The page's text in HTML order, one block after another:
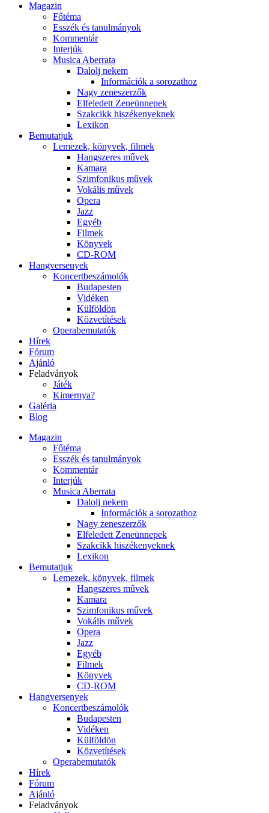
Magazin
Főtéma
Esszék és tanulmányok
Kommentár
Interjúk
Musica Aberrata
Dalolj nekem
Információk a sorozathoz
Nagy zeneszerzők
Elfeledett Zeneünnepek
Szakcikk hiszékenyeknek
Lexikon
Bemutatjuk
Lemezek, könyvek, filmek
Hangszeres művek
Kamara
Szimfonikus művek
Vokális művek
Opera
Jazz
Egyéb
Filmek
Könyvek
CD-ROM
Hangversenyek
Koncertbeszámolók
Budapesten
Vidéken
Külföldön
Közvetítések
Operabemutatók
Hírek
Fórum
Ajánló
Feladványok
Játék
Kimernya?
Galéria
Blog
Magazin
Főtéma
Esszék és tanulmányok
Kommentár
Interjúk
Musica Aberrata
Dalolj nekem
Információk a sorozathoz
Nagy zeneszerzők
Elfeledett Zeneünnepek
Szakcikk hiszékenyeknek
Lexikon
Bemutatjuk
Lemezek, könyvek, filmek
Hangszeres művek
Kamara
Szimfonikus művek
Vokális művek
Opera
Jazz
Egyéb
Filmek
Könyvek
CD-ROM
Hangversenyek
Koncertbeszámolók
Budapesten
Vidéken
Külföldön
Közvetítések
Operabemutatók
Hírek
Fórum
Ajánló
Feladványok